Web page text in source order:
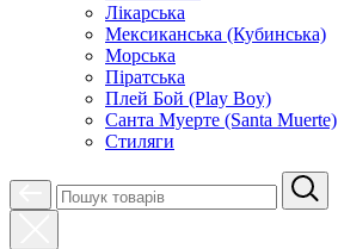
Лікарська
Мексиканська (Кубинська)
Морська
Піратська
Плей Бой (Play Boy)
Санта Муерте (Santa Muerte)
Стиляги